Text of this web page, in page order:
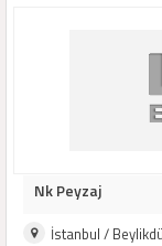
Nk Peyzaj
İstanbul /